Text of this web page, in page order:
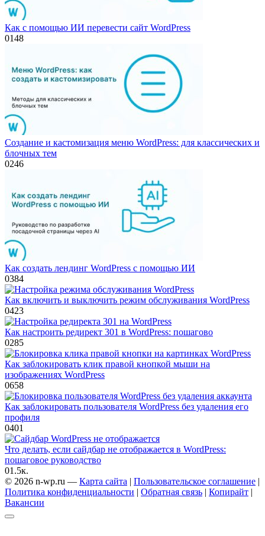
Как с помощью ИИ перевести сайт WordPress
0148
Создание и кастомизация меню WordPress: для классических и
блочных тем
0246
Как создать лендинг WordPress с помощью ИИ
0384
Как включить и выключить режим обслуживания WordPress
0423
Как настроить редирект 301 в WordPress: пошагово
0285
Как заблокировать клик правой кнопкой мыши на
изображениях WordPress
0658
Как заблокировать пользователя WordPress без удаления его
профиля
0401
Что делать, если сайдбар не отображается в WordPress:
пошаговое руководство
01.5к.
© 2026 n-wp.ru — Карта сайта | Пользовательское соглашение |
Политика конфиденциальности | Обратная связь | Копирайт |
Вакансии